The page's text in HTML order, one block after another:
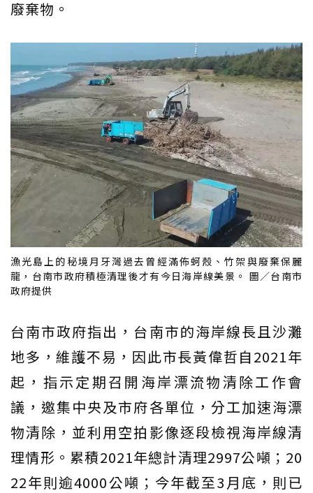
廢棄物。
漁光島上的秘境月牙灣過去曾經滿佈蚵殼、竹架與廢棄保麗
龍，台南市政府積極清理後才有今日海岸線美景。 圖／台南市
政府提供
台南市政府指出，台南市的海岸線長且沙灘
地多，維護不易，因此市長黃偉哲自2021年
起，指示定期召開海岸漂流物清除工作會
議，邀集中央及市府各單位，分工加速海漂
物清除，並利用空拍影像逐段檢視海岸線清
理情形。累積2021年總計清理2997公噸；20
22年則逾4000公噸；今年截至3月底，則已